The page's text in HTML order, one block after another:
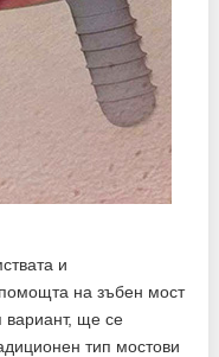
и
на зъбен мост
вариант, ще се
тип мостови